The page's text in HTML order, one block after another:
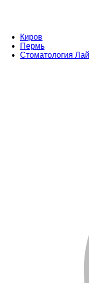
Киров
Пермь
Стоматология